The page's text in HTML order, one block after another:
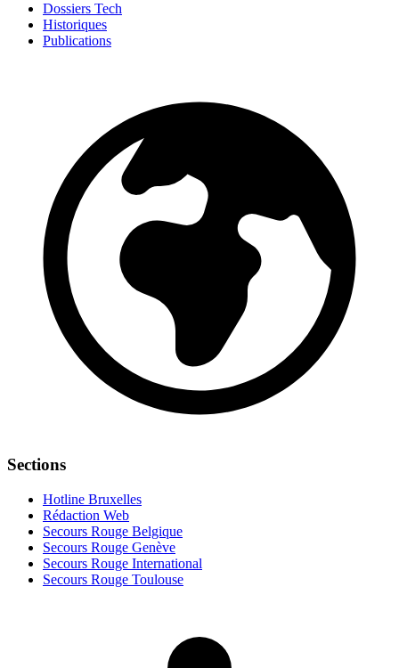
Dossiers Tech
Historiques
Publications
Sections
Hotline Bruxelles
Rédaction Web
Secours Rouge Belgique
Secours Rouge Genève
Secours Rouge International
Secours Rouge Toulouse